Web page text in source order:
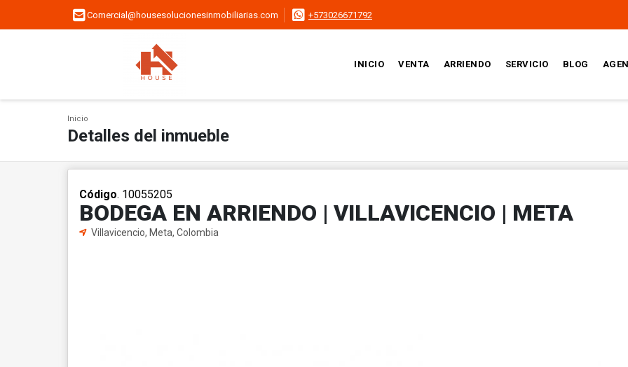
Comercial@housesolucionesinmobiliarias.com +573026671792
INICIO VENTA ARRIENDO SERVICIO BLOG
Inicio
Detalles del inmueble
Código. 10055205
BODEGA EN ARRIENDO | VILLAVICENCIO | META
Villavicencio, Meta, Colombia